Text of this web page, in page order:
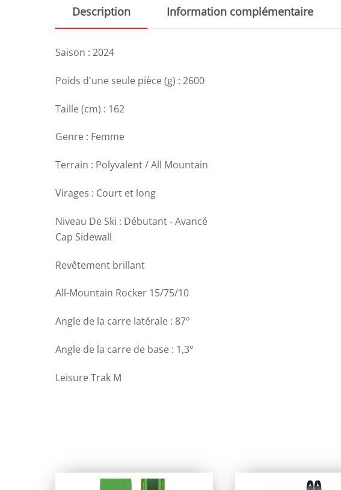
Description Information complémentaire
Saison : 2024
Poids d'une seule pièce (g) : 2600
Taille (cm) : 162
Genre : Femme
Terrain : Polyvalent / All Mountain
Virages : Court et long
Niveau De Ski : Débutant - Avancé
Cap Sidewall
Revêtement brillant
All-Mountain Rocker 15/75/10
Angle de la carre latérale : 87°
Angle de la carre de base : 1,3°
Leisure Trak M